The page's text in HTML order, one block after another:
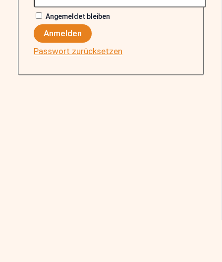
Angemeldet bleiben
Anmelden
Passwort zurücksetzen